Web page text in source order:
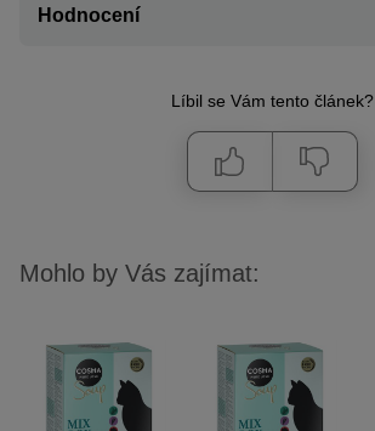
Hodnocení
Líbil se Vám tento článek?
Mohlo by Vás zajímat: